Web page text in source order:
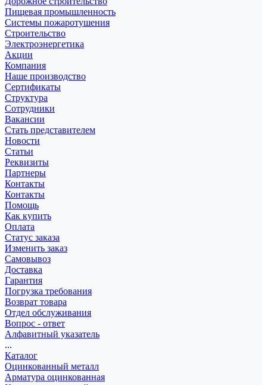
Пищевая промышленность
Системы пожаротушения
Строительство
Электроэнергетика
Акции
Компания
Наше производство
Сертификаты
Структура
Сотрудники
Вакансии
Стать представителем
Новости
Статьи
Реквизиты
Партнеры
Контакты
Контакты
Помощь
Как купить
Оплата
Статус заказа
Изменить заказ
Самовывоз
Доставка
Гарантия
Погрузка требования
Возврат товара
Отдел обслуживания
Вопрос - ответ
Алфавитный указатель
...
Каталог
Оцинкованный металл
Арматура оцинкованная